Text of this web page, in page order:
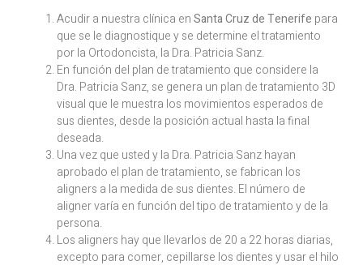
Acudir a nuestra clínica enSanta Cruz de Tenerife para
que se le diagnostique y se determine el tratamiento
por la Ortodoncista, la Dra. Patricia Sanz.
En función del plan de tratamiento que considere la
Dra. Patricia Sanz, se genera un plan de tratamiento 3D
visual que le muestra los movimientos esperados de
sus dientes, desde la posición actual hasta la final
deseada.
Una vez que usted y la Dra. Patricia Sanz hayan
aprobado el plan de tratamiento, se fabrican los
aligners a la medida de sus dientes. El número de
aligner varía en función del tipo de tratamiento y de la
persona.
Los aligners hay que llevarlos de 20 a 22 horas diarias,
excepto para comer, cepillarse los dientes y usar el hilo